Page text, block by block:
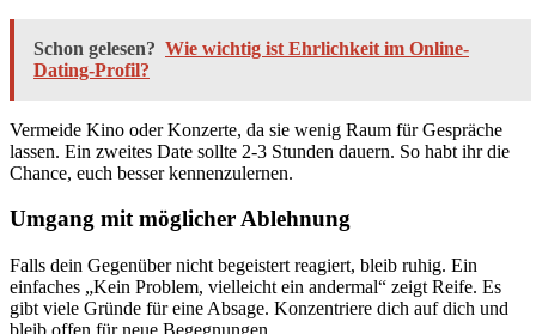
Schon gelesen? Wie wichtig ist Ehrlichkeit im Online-
Dating-Profil?
Vermeide Kino oder Konzerte, da sie wenig Raum für Gespräche
lassen. Ein zweites Date sollte 2-3 Stunden dauern. So habt ihr die
Chance, euch besser kennenzulernen.
Umgang mit möglicher Ablehnung
Falls dein Gegenüber nicht begeistert reagiert, bleib ruhig. Ein
einfaches „Kein Problem, vielleicht ein andermal“ zeigt Reife. Es
gibt viele Gründe für eine Absage. Konzentriere dich auf dich und
bleib offen für neue Begegnungen.